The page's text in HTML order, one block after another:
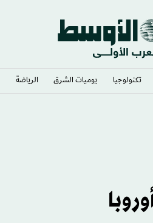
تكنولوجيا يوميات الشرق​ الرياضة